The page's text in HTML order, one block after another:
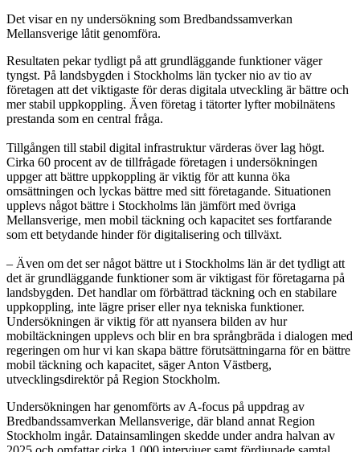
Det visar en ny undersökning som Bredbandssamverkan
Mellansverige låtit genomföra.
Resultaten pekar tydligt på att grundläggande funktioner väger
tyngst. På landsbygden i Stockholms län tycker nio av tio av
företagen att det viktigaste för deras digitala utveckling är bättre och
mer stabil uppkoppling. Även företag i tätorter lyfter mobilnätens
prestanda som en central fråga.
Tillgången till stabil digital infrastruktur värderas över lag högt.
Cirka 60 procent av de tillfrågade företagen i undersökningen
uppger att bättre uppkoppling är viktig för att kunna öka
omsättningen och lyckas bättre med sitt företagande. Situationen
upplevs något bättre i Stockholms län jämfört med övriga
Mellansverige, men mobil täckning och kapacitet ses fortfarande
som ett betydande hinder för digitalisering och tillväxt.
– Även om det ser något bättre ut i Stockholms län är det tydligt att
det är grundläggande funktioner som är viktigast för företagarna på
landsbygden. Det handlar om förbättrad täckning och en stabilare
uppkoppling, inte lägre priser eller nya tekniska funktioner.
Undersökningen är viktig för att nyansera bilden av hur
mobiltäckningen upplevs och blir en bra språngbräda i dialogen med
regeringen om hur vi kan skapa bättre förutsättningarna för en bättre
mobil täckning och kapacitet, säger Anton Västberg,
utvecklingsdirektör på Region Stockholm.
Undersökningen har genomförts av A-focus på uppdrag av
Bredbandssamverkan Mellansverige, där bland annat Region
Stockholm ingår. Datainsamlingen skedde under andra halvan av